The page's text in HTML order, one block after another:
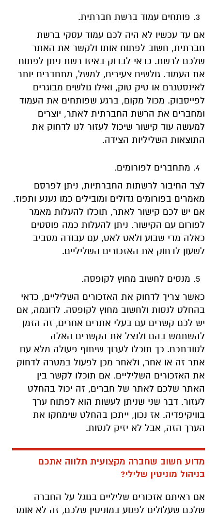
פותחים עמוד ברשת חברתית.
אם עד עכשיו לא היה לכם עמוד עסקי ברשת
חברתית, חשוב לפתוח אותו ולקשר את האתר
שלכם לרשת. כדאי לבדוק באיזו רשת ניתן לפתוח
את העמוד. גולשים צעירים, למשל, מתחברים יותר
לאינסטגרם או טיק טוק, ואילו גולשים מבוגרים
לפייסבוק. מכול מקום, ברגע שפותחים את העמוד
ומחברים את הרשת החברתית לאתר, יוצרים
למעשה עוד קישור שיכול לעזור לנו לדחוק את
התוצאות השליליות הצידה.
מתחברים לפורומים.
לצד החיבור לרשתות החברתיות, ניתן לפרסם
מאמרים בפורומים גדולים ומובילים כמו נענע ותפוז.
אם יש לכם קישור לאתר, תוכלו להעלות מאמר
לפורום עם הקישור. ניתן להעלות כמה פוסטים
כאלה מדי שבוע ולאט לאט, עם עבודה מסביב
לשעון לדחוק את האזכורים השליליים.
מנסים לחשוב מחוץ לקופסה.
כאשר צריך לדחוק את האזכורים השליליים, כדאי
בהחלט לנסות ולחשוב מחוץ לקופסה. לדוגמה, אם
יש לכם קשרים עם בעלי אתרים אחרים, זה הזמן
להשתמש בהם ולנצל את הקשרים האלה
לטובתכם. כך תוכלו לערוך שיתוף פעולה מלא עם
אתר זה או אחר, ולאחר מכן לפעול במטרה לדחוק
את האזכורים השליליים. אם תוכלו לקשר בין
האתר שלכם לאתר של חברים, זה יכול בהחלט
לעזור. דבר שני שניתן לעשות הוא לפתוח ערך
בוויקיפדיה. אז נכון, ייתכן בהחלט שימחקו את
הערך הזה, אבל לא יזיק לנסות.
מדוע חשוב שחברה מקצועית תלווה אתכם
בניהול מוניטין שלילי?
אם ראיתם אזכורים שליליים בגוגל על החברה
שלכם שעלולים לפגוע במוניטין שלכם, זה לא אומר